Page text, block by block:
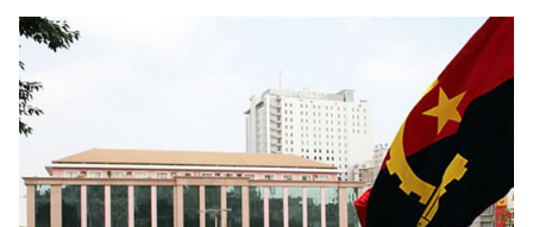
AGO 30